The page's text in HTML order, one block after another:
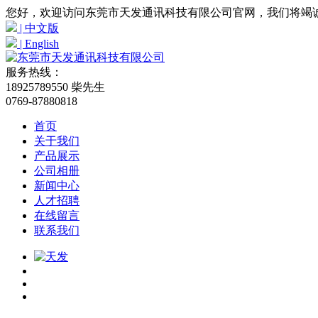
您好，欢迎访问东莞市天发通讯科技有限公司官网，我们将竭
| 中文版
| English
服务热线：
18925789550 柴先生
0769-87880818
首页
关于我们
产品展示
公司相册
新闻中心
人才招聘
在线留言
联系我们